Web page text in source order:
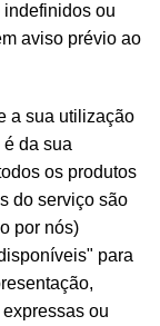
indefinidos ou
aviso prévio ao
a sua utilização
da sua
os produtos
do serviço são
por nós)
para
ou